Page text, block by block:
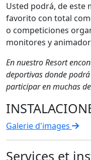
Usted podrá, de este
favorito con total
o competiciones
monitores y
En nuestro Resort
deportivas donde
participar en muchas
Galerie d'images
Services et